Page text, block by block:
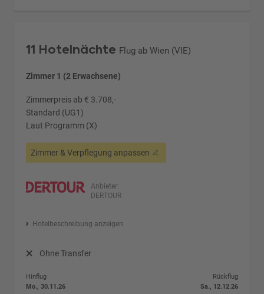
11 Hotelnächte Flug ab Wien (VIE)
Zimmer 1 (2 Erwachsene)
Zimmerpreis ab € 3.708,-
Standard (UG1)
Laut Programm (X)
Zimmer & Verpflegung anpassen
Anbieter:
DERTOUR
Hotelbeschreibung anzeigen
Ohne Transfer
Hinflug
Mo., 30.11.26
Rückflug
Sa., 12.12.26